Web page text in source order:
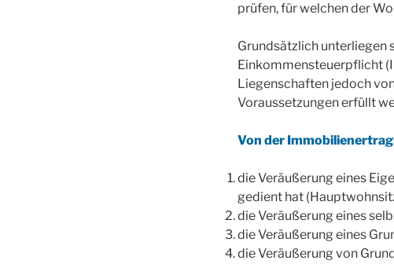
prüfen, für welchen der
Grundsätzlich unterliegen
Einkommensteuerpflicht
Liegenschaften jedoch
Voraussetzungen erfüllt
Von der
die Veräußerung eines
gedient hat
die Veräußerung eines
die Veräußerung eines
die Veräußerung von